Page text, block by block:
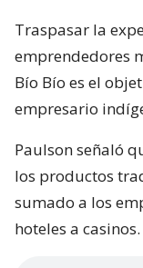
Traspasar la
emprendedores
Bío Bío es el
empresario
Paulson señaló
los productos
sumado a los
hoteles a casinos.